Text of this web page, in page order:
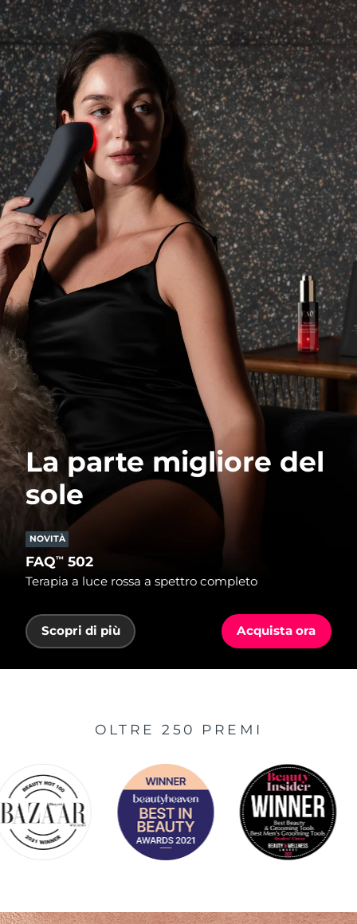
La parte migliore del
sole
NOVITÀ
FAQ™ 502
Terapia a luce rossa a spettro completo
Scopri di più Acquista ora
OLTRE 250 PREMI